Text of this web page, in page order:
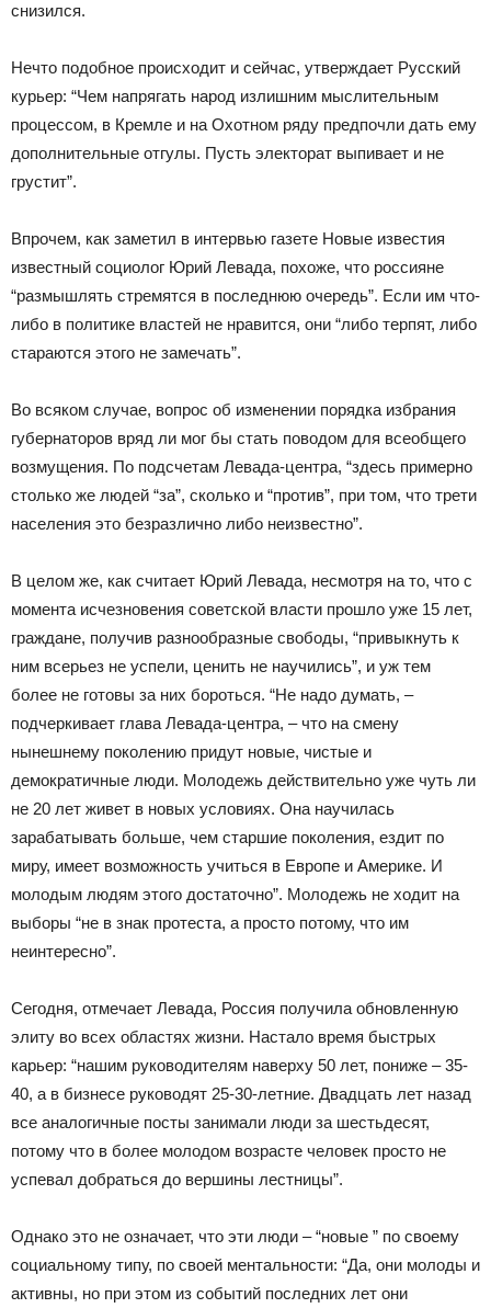
снизился.
Нечто подобное происходит и сейчас, утверждает Русский
курьер: “Чем напрягать народ излишним мыслительным
процессом, в Кремле и на Охотном ряду предпочли дать ему
дополнительные отгулы. Пусть электорат выпивает и не
грустит”.
Впрочем, как заметил в интервью газете Новые известия
известный социолог Юрий Левада, похоже, что россияне
“размышлять стремятся в последнюю очередь”. Если им что-
либо в политике властей не нравится, они “либо терпят, либо
стараются этого не замечать”.
Во всяком случае, вопрос об изменении порядка избрания
губернаторов вряд ли мог бы стать поводом для всеобщего
возмущения. По подсчетам Левада-центра, “здесь примерно
столько же людей “за”, сколько и “против”, при том, что трети
населения это безразлично либо неизвестно”.
В целом же, как считает Юрий Левада, несмотря на то, что с
момента исчезновения советской власти прошло уже 15 лет,
граждане, получив разнообразные свободы, “привыкнуть к
ним всерьез не успели, ценить не научились”, и уж тем
более не готовы за них бороться. “Не надо думать, –
подчеркивает глава Левада-центра, – что на смену
нынешнему поколению придут новые, чистые и
демократичные люди. Молодежь действительно уже чуть ли
не 20 лет живет в новых условиях. Она научилась
зарабатывать больше, чем старшие поколения, ездит по
миру, имеет возможность учиться в Европе и Америке. И
молодым людям этого достаточно”. Молодежь не ходит на
выборы “не в знак протеста, а просто потому, что им
неинтересно”.
Сегодня, отмечает Левада, Россия получила обновленную
элиту во всех областях жизни. Настало время быстрых
карьер: “нашим руководителям наверху 50 лет, пониже – 35-
40, а в бизнесе руководят 25-30-летние. Двадцать лет назад
все аналогичные посты занимали люди за шестьдесят,
потому что в более молодом возрасте человек просто не
успевал добраться до вершины лестницы”.
Однако это не означает, что эти люди – “новые ” по своему
социальному типу, по своей ментальности: “Да, они молоды и
активны, но при этом из событий последних лет они